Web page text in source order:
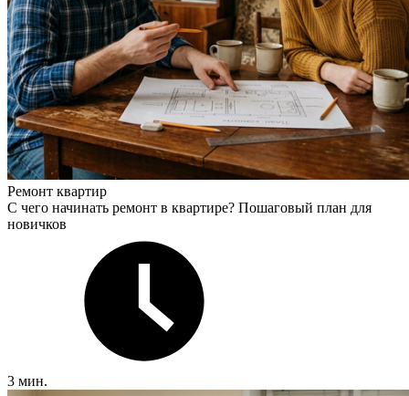
Ремонт квартир
С чего начинать ремонт в квартире? Пошаговый план для
новичков
3 мин.